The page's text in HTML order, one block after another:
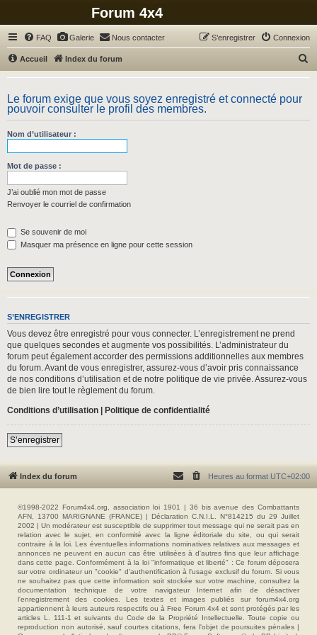
Forum 4x4
FAQ Galerie Nous contacter Connexion
S’enregistrer
Accueil Index du forum
Le forum exige que vous soyez enregistré et connecté pour
pouvoir consulter le profil des membres.
Nom d’utilisateur :
Mot de passe :
J’ai oublié mon mot de passe
Renvoyer le courriel de confirmation
Se souvenir de moi
Masquer ma présence en ligne pour cette session
S’ENREGISTRER
Vous devez être enregistré pour vous connecter. L’enregistrement ne prend
que quelques secondes et augmente vos possibilités. L’administrateur du
forum peut également accorder des permissions additionnelles aux membres
du forum. Avant de vous enregistrer, assurez-vous d’avoir pris connaissance
de nos conditions d’utilisation et de notre politique de vie privée. Assurez-vous
de bien lire tout le règlement du forum.
Conditions d’utilisation | Politique de confidentialité
S’enregistrer
Index du forum Heures au format UTC+02:00
©1998-2022 Forum4x4.org, association loi 1901 | 36 bis avenue des Combattants
AFN, 13700 MARIGNANE (FRANCE) | Déclaration C.N.I.L. N°814215 du 29 Juillet
2002 | Un modérateur est susceptible de supprimer tout message qui ne serait pas en
relation avec le sujet, en conformité avec la ligne éditoriale du site, ou qui serait
contraire à la loi. Les éventuelles informations nominatives relatives aux messages et
annonces ne peuvent en aucun cas être utilisées à d'autres fins que leur affichage
dans cette page. Conformément à la loi "informatique et liberté" : Ce forum déposera
sur votre ordinateur un "cookie" d’authentification à l'usage exclusif du forum. Si vous
ne souhaitez pas que cette information soit stockée sur votre machine, consultez la
documentation technique de votre navigateur Internet afin de désactiver
l'enregistrement des cookies. Les textes et images publiés sur forum4x4.org
appartiennent à leurs auteurs respectifs ou à Free Forum 4x4 et sont protégés par les
articles L. 111-1 et suivants du Code de la Propriété Intellectuelle. Toute copie ou
reproduction non autorisé, sauf courtes citations, fera l'objet de poursuites pénales |